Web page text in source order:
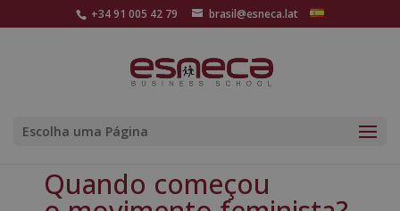
+34 91 005 42 79 brasil@esneca.lat
Escolha uma Página
Quando começou